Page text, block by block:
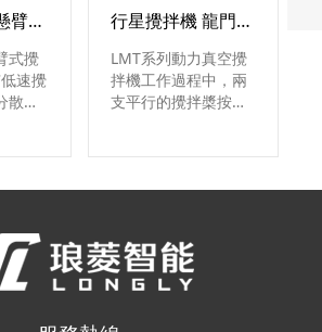
行星攪拌機 懸臂式攪拌 MT系列
式攪
速攪
散部
室行
液、
、
、
同
行星攪拌機 龍門式攪拌 LMT系列
LMT系列動力真空攪
拌機工作過程中，兩
支平行的攪拌槳按設
物料由攪拌桶內壁移
子電池液及液態锂離
子電池液。